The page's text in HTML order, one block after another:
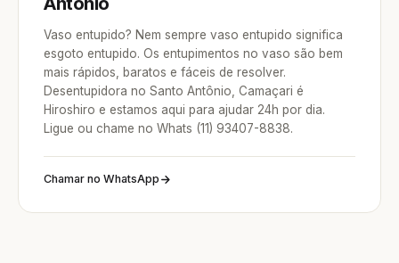
Vaso entupido? Nem sempre vaso entupido significa
esgoto entupido. Os entupimentos no vaso são bem
mais rápidos, baratos e fáceis de resolver.
Desentupidora no Santo Antônio, Camaçari é
Hiroshiro e estamos aqui para ajudar 24h por dia.
Ligue ou chame no Whats (11) 93407-8838.
Chamar no WhatsApp